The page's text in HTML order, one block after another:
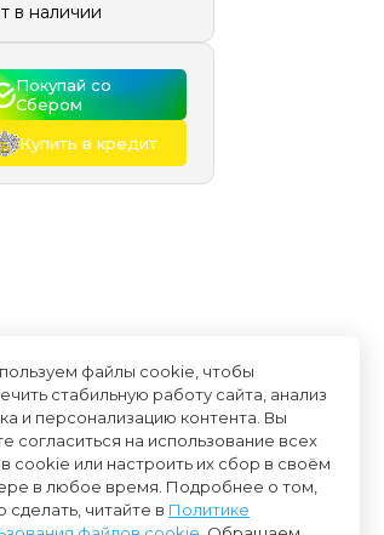
в наличии
Покупай со
Сбером
Купить в кредит
файлы cookie, чтобы
стабильную работу сайта, анализ
и персонализацию контента. Вы
согласиться на использование всех
cookie или настроить их сбор в своём
в любое время. Подробнее о том,
сделать, читайте в Политике